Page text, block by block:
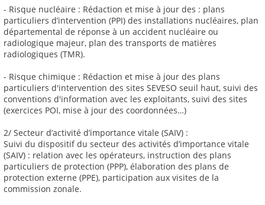
- Risque nucléaire : Rédaction et mise à jour des : plans
particuliers d’intervention (PPI) des installations nucléaires, plan
départemental de réponse à un accident nucléaire ou
radiologique majeur, plan des transports de matières
radiologiques (TMR).
- Risque chimique : Rédaction et mise à jour des plans
particuliers d'intervention des sites SEVESO seuil haut, suivi des
conventions d'information avec les exploitants, suivi des sites
(exercices POI, mise à jour des coordonnées…)
2/ Secteur d’activité d’importance vitale (SAIV) :
Suivi du dispositif du secteur des activités d’importance vitale
(SAIV) : relation avec les opérateurs, instruction des plans
particuliers de protection (PPP), élaboration des plans de
protection externe (PPE), participation aux visites de la
commission zonale.